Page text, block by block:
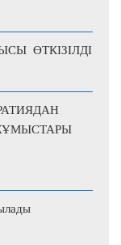
ӨТКІЗІЛДІ